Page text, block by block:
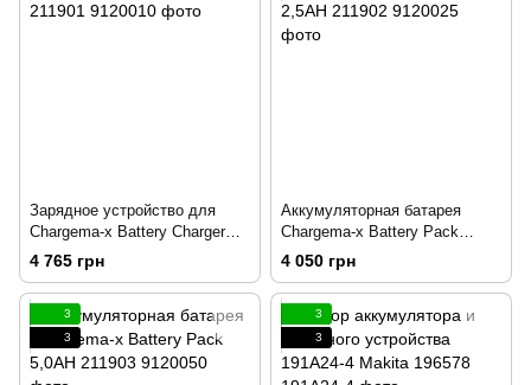
Зарядное устройство для
Chargema-x Battery Charger
211901
4 765 грн
Аккумуляторная батарея
Chargema-x Battery Pack
2,5AH 211902
4 050 грн
3
3
3
3